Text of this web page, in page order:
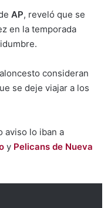
AP, reveló que se
en la temporada
consideran
se deje viajar a los
aviso lo iban a
y Pelicans de Nueva